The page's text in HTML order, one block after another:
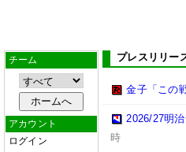
チーム
アカウント
ログイン
プレスリリー
金子「この
2026/27明
時